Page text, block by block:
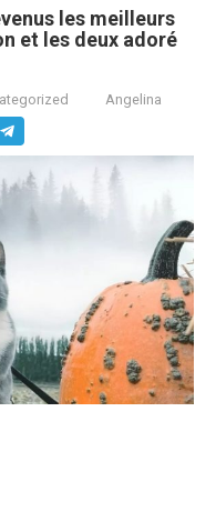
les meilleurs
et les deux adoré
Angelina